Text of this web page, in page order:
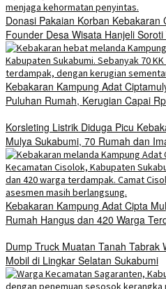
Donasi Pakaian Korban Kebakaran
Founder Desa Wisata Hanjeli
Kebakaran Kampung Adat
Puluhan Rumah, Kerugian Capai
Korsleting Listrik Diduga Picu
Mulya Sukabumi, 70 Rumah dan
Kebakaran Kampung Adat Cipta
Rumah Hangus dan 420 Warga
Dump Truck Muatan Tanah Tabrak
Mobil di Lingkar Selatan Sukabumi